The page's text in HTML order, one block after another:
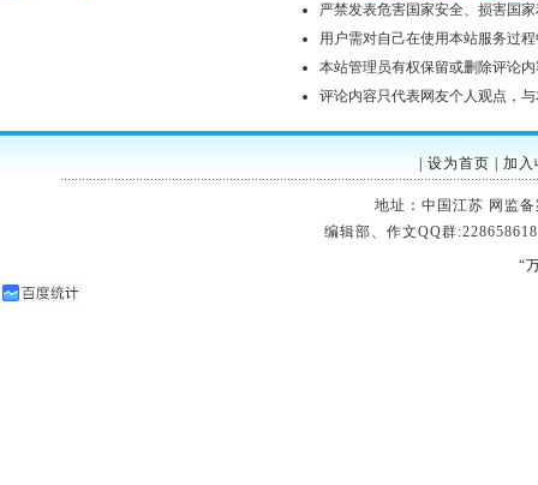
严禁发表危害国家安全、损害国
用户需对自己在使用本站服务过
本站管理员有权保留或删除评论
评论内容只代表网友个人观点，
设为首页 加入
地址：中国江苏 网监
编辑部、作文QQ群
“